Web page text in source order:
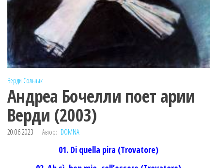
Верди Сольник
Андреа Бочелли поет арии
Верди (2003)
20.06.2023 Автор: DOMNA
01. Di quella pira (Trovatore)